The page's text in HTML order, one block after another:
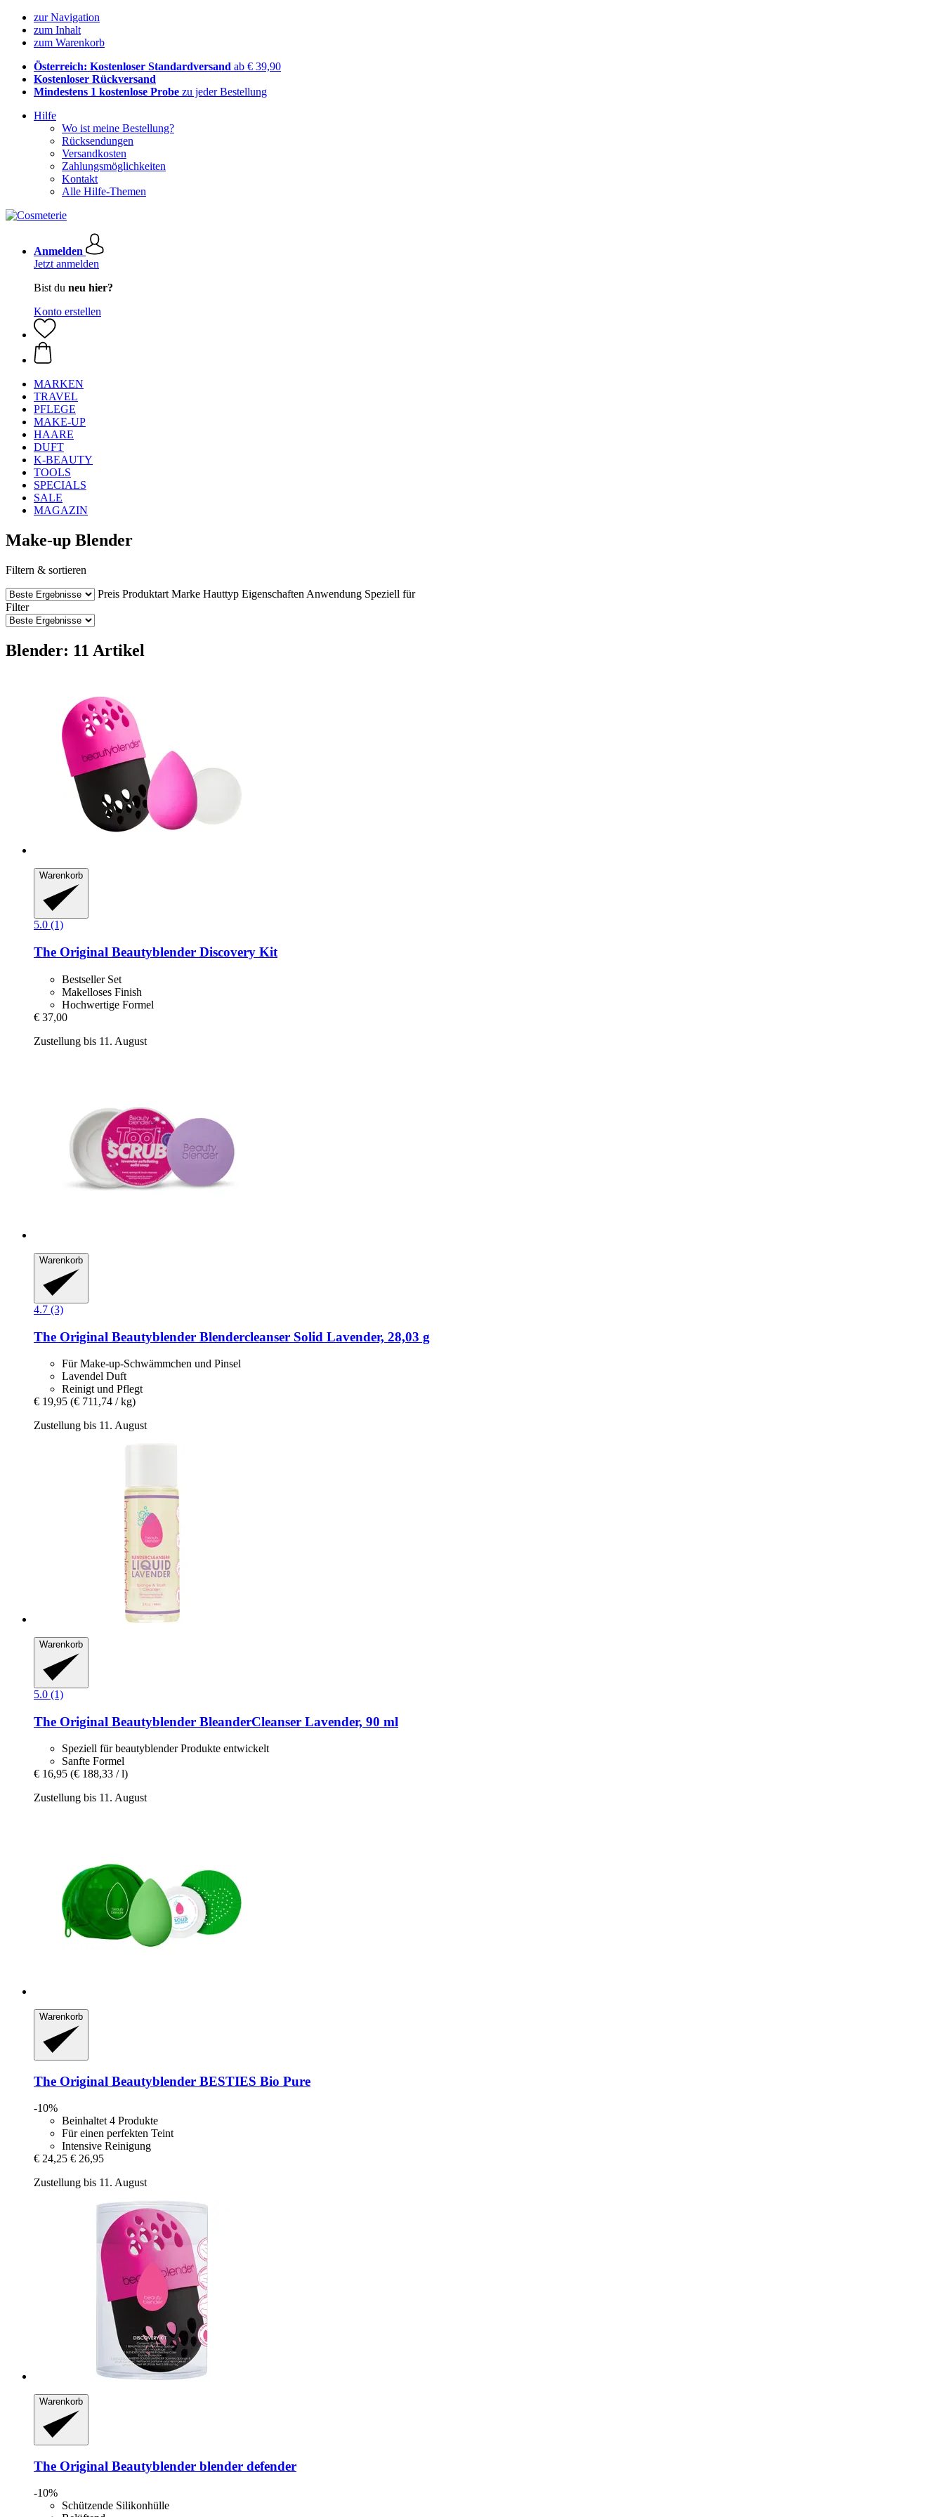
zur Navigation
zum Inhalt
zum Warenkorb
Österreich: Kostenloser Standardversand ab € 39,90
Kostenloser Rückversand
Mindestens 1 kostenlose Probe zu jeder Bestellung
Hilfe
Wo ist meine Bestellung?
Rücksendungen
Versandkosten
Zahlungsmöglichkeiten
Kontakt
Alle Hilfe-Themen
Anmelden
Jetzt anmelden
Bist du neu hier?
Konto erstellen
MARKEN
TRAVEL
PFLEGE
MAKE-UP
HAARE
DUFT
K-BEAUTY
TOOLS
SPECIALS
SALE
MAGAZIN
Make-up Blender
Filtern & sortieren
Preis Produktart Marke Hauttyp Eigenschaften Anwendung Speziell für
Filter
Blender: 11 Artikel
Warenkorb
5.0 (1)
The Original Beautyblender Discovery Kit
Bestseller Set
Makelloses Finish
Hochwertige Formel
€ 37,00
Zustellung bis 11. August
Warenkorb
4.7 (3)
The Original Beautyblender Blendercleanser Solid Lavender, 28,03 g
Für Make-up-Schwämmchen und Pinsel
Lavendel Duft
Reinigt und Pflegt
€ 19,95 (€ 711,74 / kg)
Zustellung bis 11. August
Warenkorb
5.0 (1)
The Original Beautyblender BleanderCleanser Lavender, 90 ml
Speziell für beautyblender Produkte entwickelt
Sanfte Formel
€ 16,95 (€ 188,33 / l)
Zustellung bis 11. August
Warenkorb
The Original Beautyblender BESTIES Bio Pure
-10%
Beinhaltet 4 Produkte
Für einen perfekten Teint
Intensive Reinigung
€ 24,25 € 26,95
Zustellung bis 11. August
Warenkorb
The Original Beautyblender blender defender
-10%
Schützende Silikonhülle